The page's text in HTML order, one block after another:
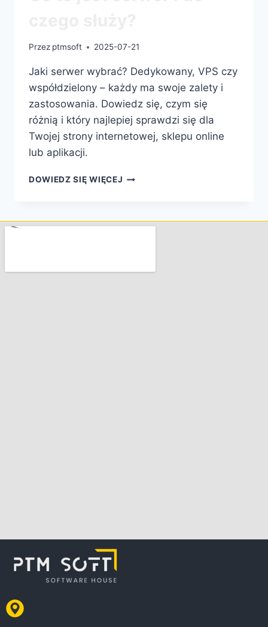
Przez ptmsoft 2025-07-21
Jaki serwer wybrać? Dedykowany, VPS czy
współdzielony – każdy ma swoje zalety i
zastosowania. Dowiedz się, czym się
różnią i który najlepiej sprawdzi się dla
Twojej strony internetowej, sklepu online
lub aplikacji.
DOWIEDZ SIĘ WIĘCEJ